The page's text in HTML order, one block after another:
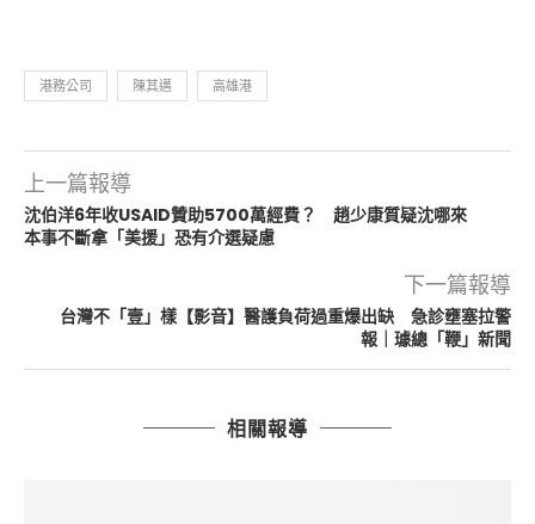
港務公司 陳其邁 高雄港
上一篇報導
沈伯洋6年收USAID贊助5700萬經費？ 趙少康質疑沈哪來
本事不斷拿「美援」恐有介選疑慮
下一篇報導
台灣不「壹」樣【影音】醫護負荷過重爆出缺 急診壅塞拉警
報｜璩總「鞭」新聞
相關報導